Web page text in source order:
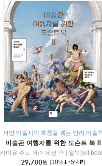
서양 미술사의 흐름을 꿰는 반려 미술
미술관 여행자를 위한 도슨트 북 II
카미유 주노 저/이세진 역
윌북
29,700원 (10% +5% )